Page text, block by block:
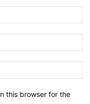
this browser for the